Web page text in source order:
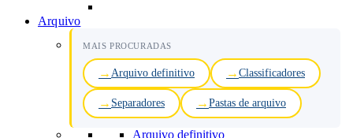
Arquivo
MAIS PROCURADAS
Arquivo definitivo Classificadores
Separadores Pastas de arquivo
Arquivo definitivo